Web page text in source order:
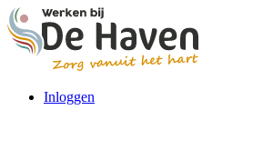
Inloggen